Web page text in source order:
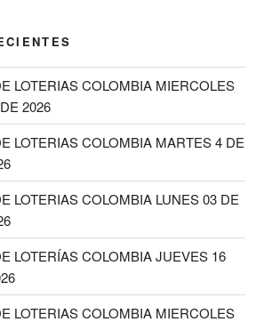
LOTERIAS COLOMBIA MIERCOLES
2026
LOTERIAS COLOMBIA MARTES 4 DE
LOTERIAS COLOMBIA LUNES 03 DE
LOTERÍAS COLOMBIA JUEVES 16
LOTERIAS COLOMBIA MIERCOLES